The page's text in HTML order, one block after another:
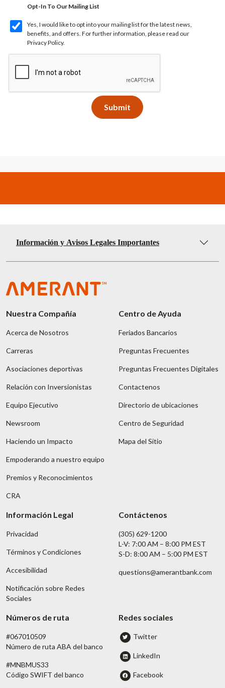
Opt-In To Our Mailing List
Yes, I would like to opt into your mailing list for the latest news,
benefits, and offers. For further information, please read our
Privacy Policy.
Información y Avisos Legales Importantes
Nuestra Compañía
Acerca de Nosotros
Carreras
Asociaciones deportivas
Relación con Inversionistas
Equipo Ejecutivo
Newsroom
Haciendo un Impacto
Empoderando a nuestro equipo
Premios y Reconocimientos
CRA
Centro de Ayuda
Feriados Bancarios
Preguntas Frecuentes
Preguntas Frecuentes Digitales
Contactenos
Directorio de ubicaciones
Centro de Seguridad
Mapa del Sitio
Información Legal
Privacidad
Términos y Condiciones
Accesibilidad
Notificación sobre Redes
Sociales
Contáctenos
(305) 629-1200
L-V: 7:00 AM – 8:00 PM EST
S-D: 8:00 AM – 5:00 PM EST
questions@amerantbank.com
Números de ruta
#067010509
Número de ruta ABA del banco
#MNBMUS33
Código SWIFT del banco
Redes sociales
Twitter
LinkedIn
Facebook